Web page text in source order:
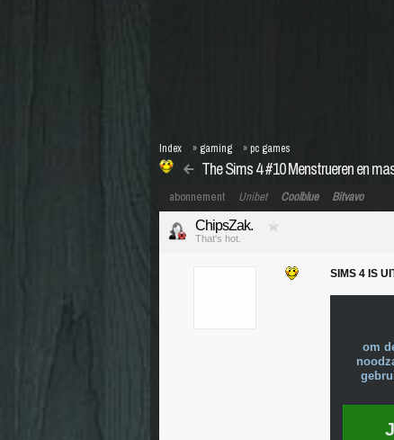
The Sims 4 #10 Menstrueren en
Index » gaming » pc games
abonnement Unibet Coolblue Bitvavo
ChipsZak.
That's hot.
SIMS 4 IS
om